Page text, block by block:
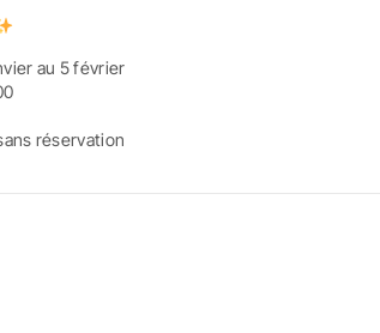
au 5 février
réservation